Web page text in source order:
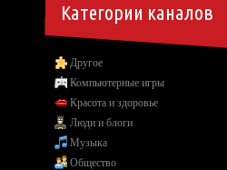
Категории каналов
Другое
Компьютерные игры
Красота и здоровье
Люди и блоги
Музыка
Общество